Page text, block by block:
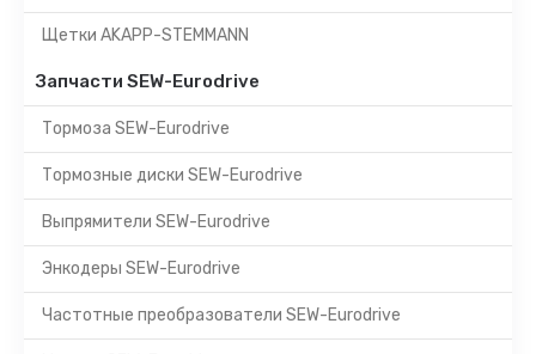
Щетки AKAPP-STEMMANN
Запчасти SEW-Eurodrive
Тормоза SEW-Eurodrive
Тормозные диски SEW-Eurodrive
Выпрямители SEW-Eurodrive
Энкодеры SEW-Eurodrive
Частотные преобразователи SEW-Eurodrive